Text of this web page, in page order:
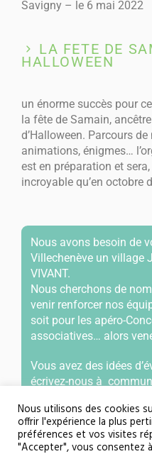
Savigny – le 6 mai 2022
LA FETE DE
HALLOWEEN
un énorme succès pour
la fête de Samain,
d’Halloween. Parcours
animations, énigmes…
est en préparation et
incroyable qu’en octobre
Nous avons besoin de
Villechenève un village
VIVANT.
Nous cherchons de
venir renforcer nos
soit pour les apéro-
associatives… alors
Vous avez des idées
écrivez-nous à
Nous utilisons des cookies
offrir l'expérience la plus
préférences et vos visites
"Accepter", vous consentez